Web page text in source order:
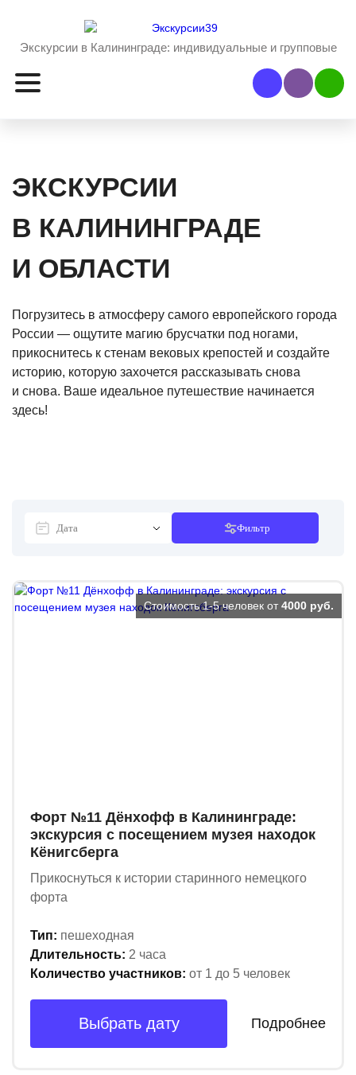
Экскурсии в Калининграде: индивидуальные и групповые
Наш ViberНаш
ЭКСКУРСИИ
В КАЛИНИНГРАДЕ
И ОБЛАСТИ
Погрузитесь в атмосферу самого европейского города
России — ощутите магию брусчатки под ногами,
прикоснитесь к стенам вековых крепостей и создайте
историю, которую захочется рассказывать снова
и снова. Ваше идеальное путешествие начинается
здесь!
Фильтр
Форт №11 Дёнхофф в Калининграде:
экскурсия с посещением музея находок
Кёнигсберга
Прикоснуться к истории старинного немецкого
форта
Тип: пешеходная
Длительность: 2 часа
Количество участников: от 1 до 5 человек
Стоимость 1-5 человек от 4000 руб.
Выбрать дату Подробнее